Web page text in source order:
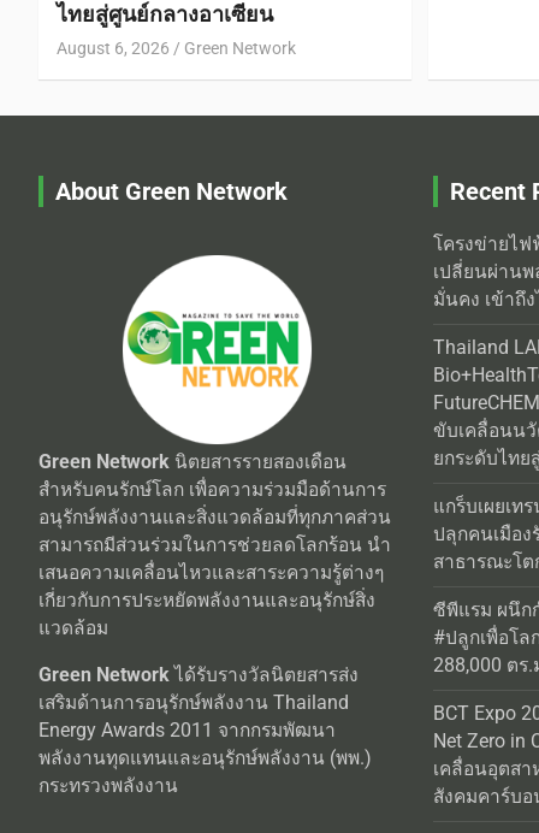
ไทยสู่ศูนย์กลางอาเซียน
August 6, 2026 Green Network
About Green Network
Green Network นิตยสารรายสองเดือน
สำหรับคนรักษ์โลก เพื่อความร่วมมือด้านการ
อนุรักษ์พลังงานและสิ่งแวดล้อมที่ทุกภาคส่วน
สามารถมีส่วนร่วมในการช่วยลดโลกร้อน นำ
เสนอความเคลื่อนไหวและสาระความรู้ต่างๆ
เกี่ยวกับการประหยัดพลังงานและอนุรักษ์สิ่ง
แวดล้อม
Green Network ได้รับรางวัลนิตยสารส่ง
เสริมด้านการอนุรักษ์พลังงาน Thailand
Energy Awards 2011 จากกรมพัฒนา
พลังงานทุดแทนและอนุรักษ์พลังงาน (พพ.)
กระทรวงพลังงาน
Recent
โครงข่ายไฟ
เปลี่ยนผ่าน
มั่นคง เข้าถึ
Thailand
ขับเคลื่อนน
ยกระดับไทย
แกร็บเผยเท
ปลุกคนเมือง
สาธารณะโต
ซีพีแรม ผนึก
#ปลูกเพื่อโล
288,000 ตร.
BCT Expo
Net Zero in
เคลื่อนอุตสา
สังคมคาร์บ